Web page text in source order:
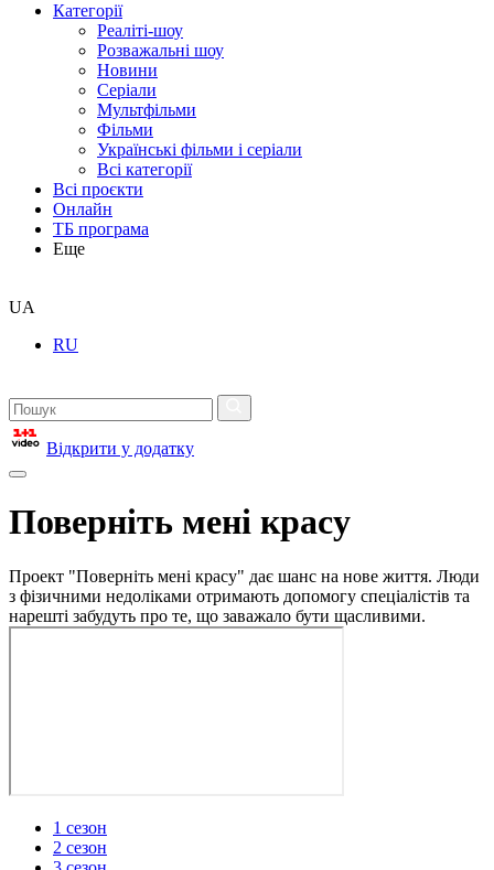
Категорії
Реаліті-шоу
Розважальні шоу
Новини
Серіали
Мультфільми
Фільми
Українські фільми і серіали
Всі категорії
Всі проєкти
Онлайн
ТБ програма
Еще
UA
RU
Відкрити у додатку
Поверніть мені красу
Проект "Поверніть мені красу" дає шанс на нове життя. Люди
з фізичними недоліками отримають допомогу спеціалістів та
нарешті забудуть про те, що заважало бути щасливими.
1 сезон
2 сезон